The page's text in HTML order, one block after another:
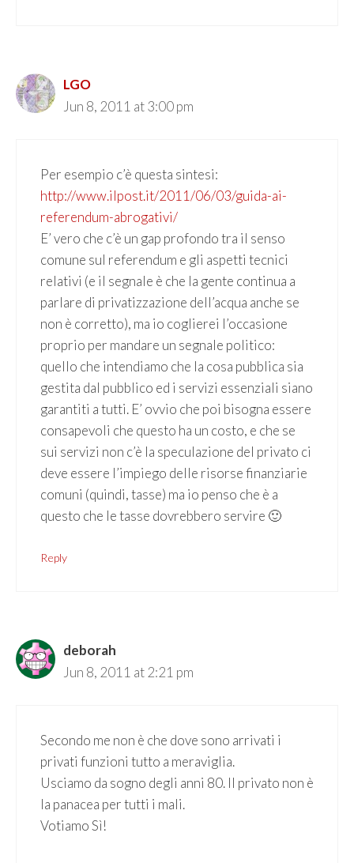
LGO
Jun 8, 2011 at 3:00 pm
Per esempio c’è questa sintesi:
http://www.ilpost.it/2011/06/03/guida-ai-
referendum-abrogativi/
E’ vero che c’è un gap profondo tra il senso
comune sul referendum e gli aspetti tecnici
relativi (e il segnale è che la gente continua a
parlare di privatizzazione dell’acqua anche se
non è corretto), ma io coglierei l’occasione
proprio per mandare un segnale politico:
quello che intendiamo che la cosa pubblica sia
gestita dal pubblico ed i servizi essenziali siano
garantiti a tutti. E’ ovvio che poi bisogna essere
consapevoli che questo ha un costo, e che se
sui servizi non c’è la speculazione del privato ci
deve essere l’impiego delle risorse finanziarie
comuni (quindi, tasse) ma io penso che è a
questo che le tasse dovrebbero servire 🙂
Reply
deborah
Jun 8, 2011 at 2:21 pm
Secondo me non è che dove sono arrivati i
privati funzioni tutto a meraviglia.
Usciamo da sogno degli anni 80. Il privato non è
la panacea per tutti i mali.
Votiamo Sì!